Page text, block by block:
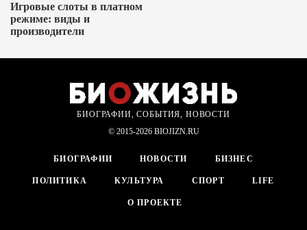
Игровые слоты в платном
режиме: виды и
производители
БИОГРАФИИ, СОБЫТИЯ, НОВОСТИ
© 2015-2026 BIOJIZN.RU
БИОГРАФИИ НОВОСТИ БИЗНЕС
ПОЛИТИКА КУЛЬТУРА СПОРТ LIFE
О ПРОЕКТЕ